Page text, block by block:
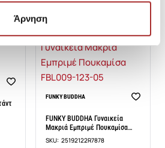
Άρνηση
-14%
-57%
FUNKY BUDDHA
FUNKY BUDDHA Γυναικεία
Μακριά Εμπριμέ Πουκαμίσα
FBL009-123-05
SKU: 25192122R7878